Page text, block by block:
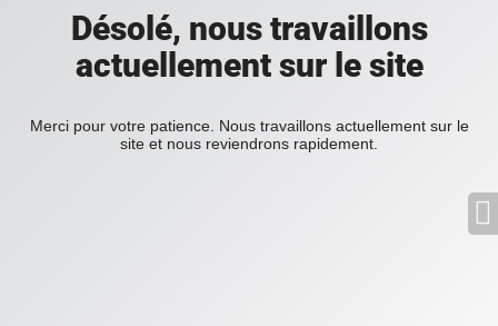
Désolé, nous travaillons
actuellement sur le site
Merci pour votre patience. Nous travaillons actuellement sur le
site et nous reviendrons rapidement.